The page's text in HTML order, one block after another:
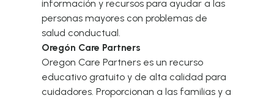
información y recursos para ayudar a las
personas mayores con problemas de
salud conductual.
Oregón Care Partners
Oregon Care Partners es un recurso
educativo gratuito y de alta calidad para
cuidadores. Proporcionan a las familias y a